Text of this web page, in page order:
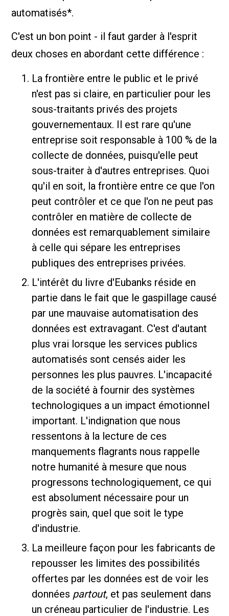
automatisés*.
C'est un bon point - il faut garder à l'esprit
deux choses en abordant cette différence :
La frontière entre le public et le privé
n'est pas si claire, en particulier pour les
sous-traitants privés des projets
gouvernementaux. Il est rare qu'une
entreprise soit responsable à 100 % de la
collecte de données, puisqu'elle peut
sous-traiter à d'autres entreprises. Quoi
qu'il en soit, la frontière entre ce que l'on
peut contrôler et ce que l'on ne peut pas
contrôler en matière de collecte de
données est remarquablement similaire
à celle qui sépare les entreprises
publiques des entreprises privées.
L'intérêt du livre d'Eubanks réside en
partie dans le fait que le gaspillage causé
par une mauvaise automatisation des
données est extravagant. C'est d'autant
plus vrai lorsque les services publics
automatisés sont censés aider les
personnes les plus pauvres. L'incapacité
de la société à fournir des systèmes
technologiques a un impact émotionnel
important. L'indignation que nous
ressentons à la lecture de ces
manquements flagrants nous rappelle
notre humanité à mesure que nous
progressons technologiquement, ce qui
est absolument nécessaire pour un
progrès sain, quel que soit le type
d'industrie.
La meilleure façon pour les fabricants de
repousser les limites des possibilités
offertes par les données est de voir les
données partout, et pas seulement dans
un créneau particulier de l'industrie. Les